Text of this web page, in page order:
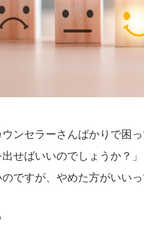
ウンセラーさんばかりで困っ
せばいいのでしょうか？」
のですが、やめた方がいい